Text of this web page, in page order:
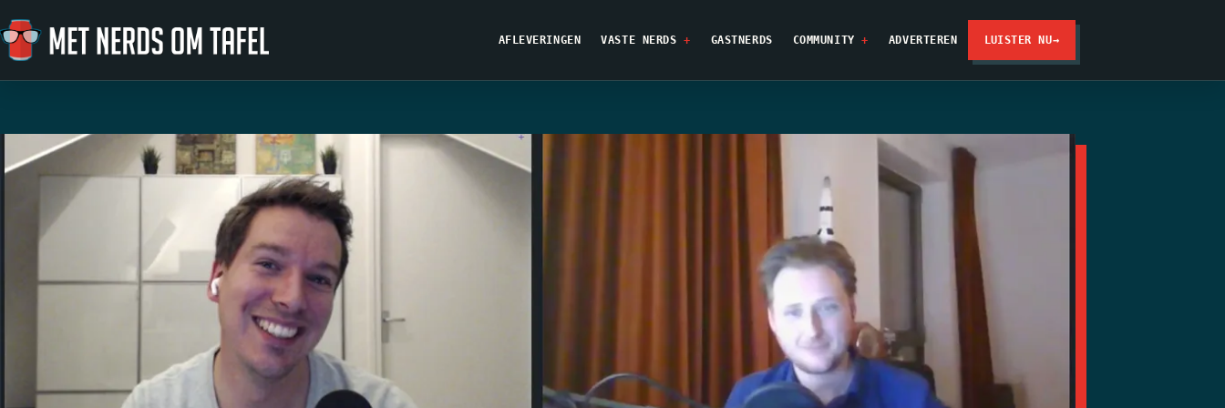
Ga naar de inhoud
AFLEVERINGEN VASTE NERDS GASTNERDS COMMUNITY ADVERTEREN LUISTER NU→